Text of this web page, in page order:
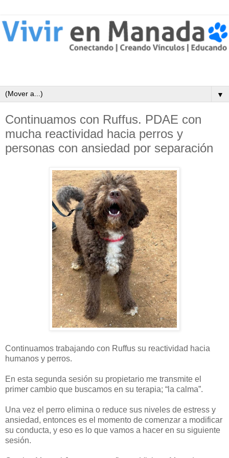
▼
Continuamos con Ruffus. PDAE con
mucha reactividad hacia perros y
personas con ansiedad por separación
Continuamos trabajando con Ruffus su reactividad hacia
humanos y perros.
En esta segunda sesión su propietario me transmite el
primer cambio que buscamos en su terapia; “la calma”.
Una vez el perro elimina o reduce sus niveles de estress y
ansiedad, entonces es el momento de comenzar a modificar
su conducta, y eso es lo que vamos a hacer en su siguiente
sesión.